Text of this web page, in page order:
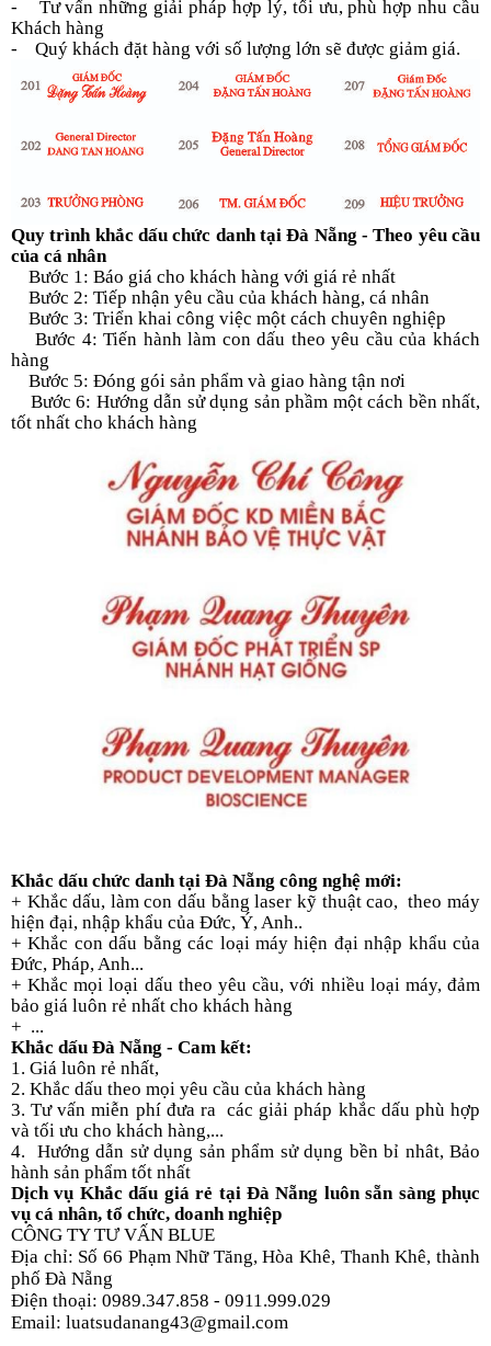
-
Tư vấn những giải pháp hợp lý, tối ưu, phù hợp nhu cầu
Khách hàng
-
Quý khách đặt hàng với số lượng lớn sẽ được giảm giá.
Quy trình khắc dấu chức danh tại Đà Nẵng - Theo yêu cầu
của cá nhân
Bước 1: Báo giá cho khách hàng với giá rẻ nhất
Bước 2: Tiếp nhận yêu cầu của khách hàng, cá nhân
Bước 3: Triển khai công việc một cách chuyên nghiệp
Bước 4: Tiến hành làm con dấu theo yêu cầu của khách
hàng
Bước 5: Đóng gói sản phẩm và giao hàng tận nơi
Bước 6: Hướng dẫn sử dụng sản phầm một cách bền nhất,
tốt nhất cho khách hàng
Khắc dấu chức danh tại Đà Nẵng công nghệ mới:
+ Khắc dấu, làm con dấu bằng laser kỹ thuật cao, theo máy
hiện đại, nhập khẩu của Đức, Ý, Anh..
+ Khắc con dấu bằng các loại máy hiện đại nhập khẩu của
Đức, Pháp, Anh...
+ Khắc mọi loại dấu theo yêu cầu, với nhiều loại máy, đảm
bảo giá luôn rẻ nhất cho khách hàng
+ ...
Khắc dấu Đà Nẵng - Cam kết:
1. Giá luôn rẻ nhất,
2. Khắc dấu theo mọi yêu cầu của khách hàng
3. Tư vấn miễn phí đưa ra các giải pháp khắc dấu phù hợp
và tối ưu cho khách hàng,...
4.
Hướng dẫn sử dụng sản phẩm sử dụng bền bỉ nhât, Bảo
hành sản phẩm tốt nhất
Dịch vụ Khắc dấu giá rẻ tại Đà Nẵng luôn sẵn sàng phục
vụ cá nhân, tổ chức, doanh nghiệp
CÔNG TY TƯ VẤN BLUE
Địa chỉ: Số 66 Phạm Nhữ Tăng, Hòa Khê, Thanh Khê, thành
phố Đà Nẵng
Điện thoại: 0989.347.858 - 0911.999.029
Email: luatsudanang43@gmail.com